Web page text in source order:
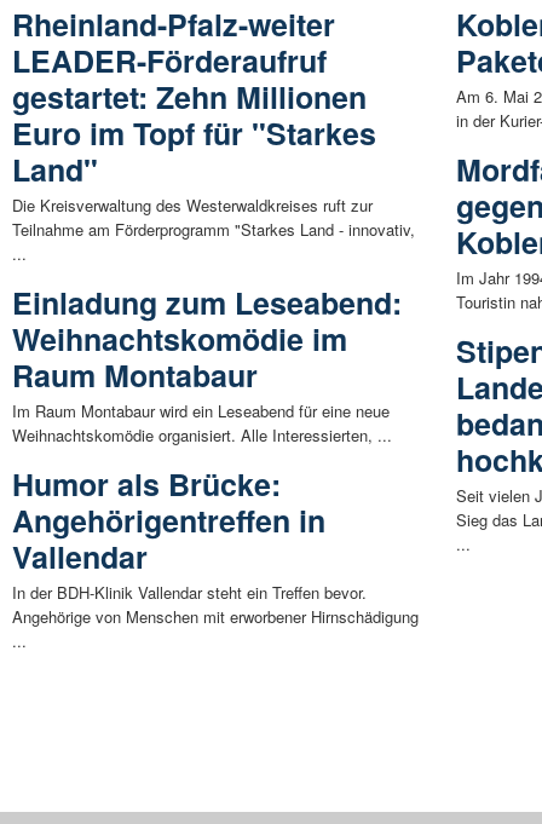
Rheinland-Pfalz-weiter
LEADER-Förderaufruf
gestartet: Zehn Millionen
Euro im Topf für "Starkes
Land"
Die Kreisverwaltung des Westerwaldkreises ruft zur
Teilnahme am Förderprogramm "Starkes Land - innovativ,
...
Einladung zum Leseabend:
Weihnachtskomödie im
Raum Montabaur
Im Raum Montabaur wird ein Leseabend für eine neue
Weihnachtskomödie organisiert. Alle Interessierten, ...
Humor als Brücke:
Angehörigentreffen in
Vallendar
In der BDH-Klinik Vallendar steht ein Treffen bevor.
Angehörige von Menschen mit erworbener Hirnschädigung
...
Am 6. Mai
in der
Im Jahr
Touristin
Seit vielen
Sieg das
...